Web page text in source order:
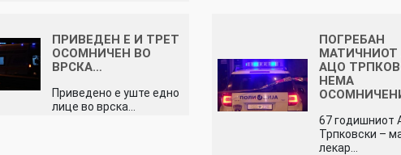
ПРИВЕДЕН Е И ТРЕТ
ОСОМНИЧЕН ВО
ВРСКА…
Приведено е уште едно
лице во врска…
ПОГРЕБАН
МАТИЧНИОТ
АЦО
НЕМА
67 годишниот
Трпковски –
лекар…